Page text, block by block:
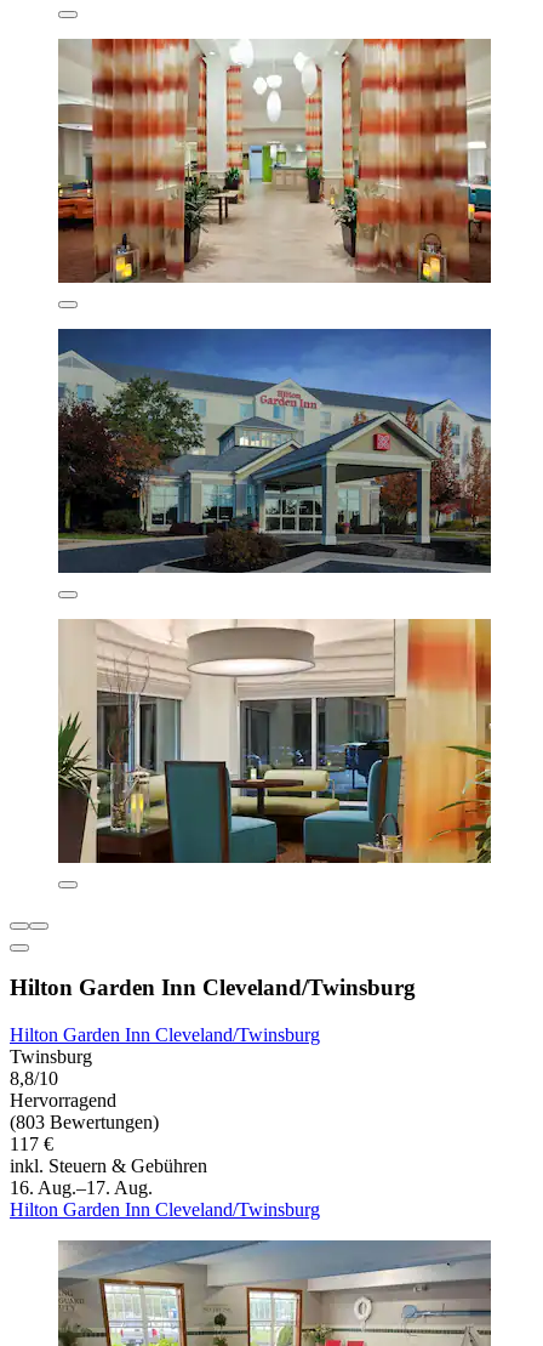
Hilton Garden Inn Cleveland/Twinsburg
Hilton Garden Inn Cleveland/Twinsburg
Twinsburg
8,8/10
Hervorragend
(803 Bewertungen)
117 €
inkl. Steuern & Gebühren
16. Aug.–17. Aug.
Hilton Garden Inn Cleveland/Twinsburg